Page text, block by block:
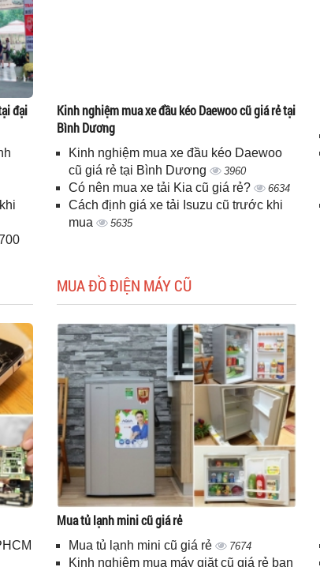
đại
Kinh nghiệm mua xe đầu kéo Daewoo cũ giá rẻ tại
Bình Dương
Kinh nghiệm mua xe đầu kéo Daewoo
cũ giá rẻ tại Bình Dương
3960
Có nên mua xe tải Kia cũ giá rẻ? 6634
Cách định giá xe tải Isuzu cũ trước khi
mua
5635
MUA ĐỒ ĐIỆN MÁY CŨ
Mua tủ lạnh mini cũ giá rẻ
Mua tủ lạnh mini cũ giá rẻ 7674
Kinh nghiệm mua máy giặt cũ giá rẻ bạn